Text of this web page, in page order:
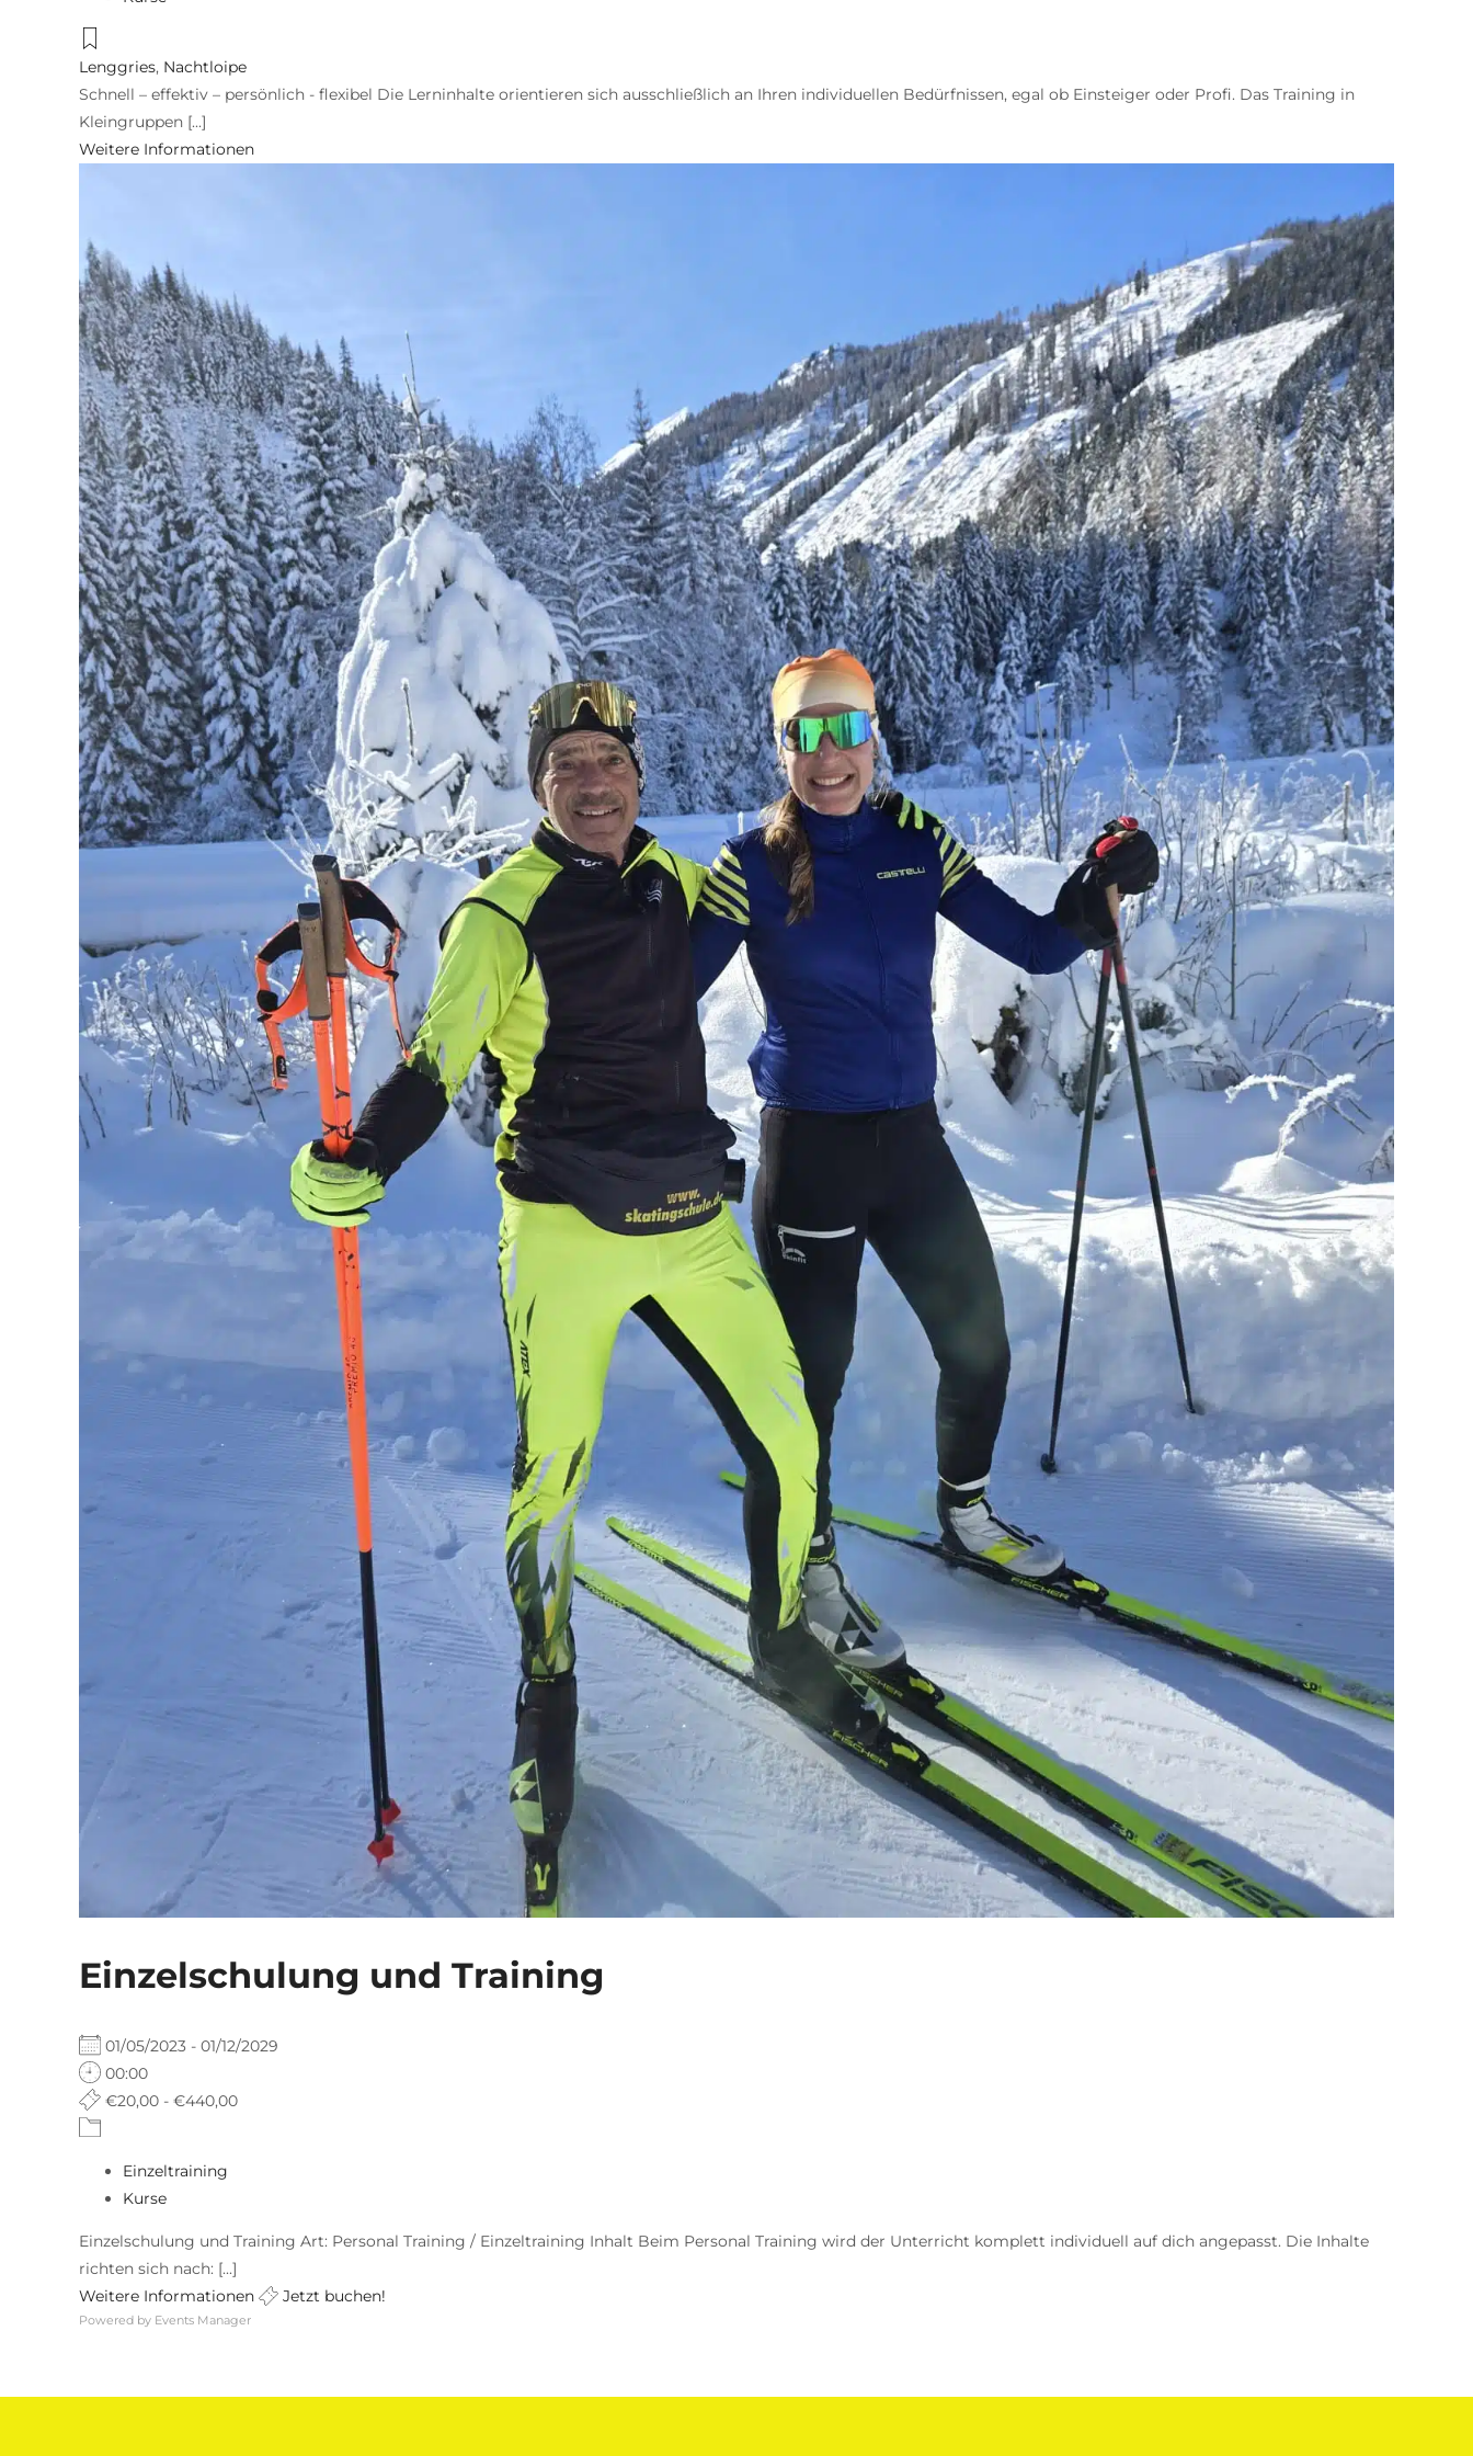
Lenggries, Nachtloipe
Schnell – effektiv – persönlich - flexibel Die Lerninhalte orientieren sich ausschließlich an Ihren individuellen Bedürfnissen, egal ob Einsteiger oder Profi. Das Training in
Kleingruppen [...]
Weitere Informationen
Einzelschulung und Training
01/05/2023 - 01/12/2029
00:00
€20,00 - €440,00
Einzeltraining
Kurse
Einzelschulung und Training Art: Personal Training / Einzeltraining Inhalt Beim Personal Training wird der Unterricht komplett individuell auf dich angepasst. Die Inhalte
richten sich nach: [...]
Weitere Informationen
Jetzt buchen!
Powered by Events Manager